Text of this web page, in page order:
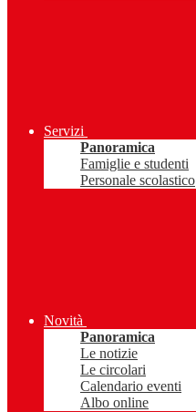
Servizi
Panoramica
Famiglie e studenti
Personale scolastico
Novità
Panoramica
Le notizie
Le circolari
Calendario eventi
Albo online